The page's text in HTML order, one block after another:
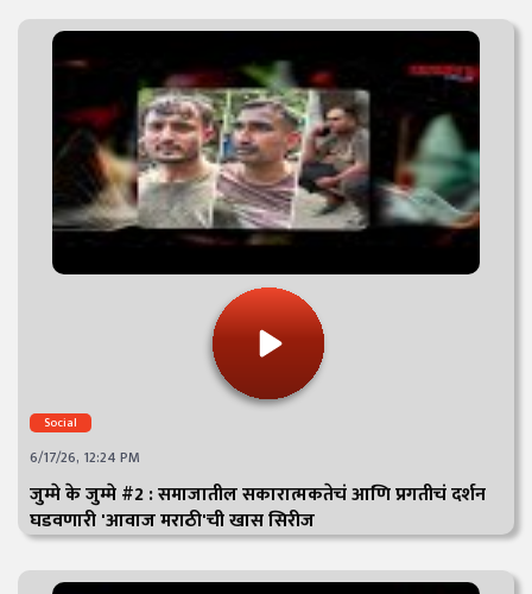
Social
6/17/26, 12:24 PM
जुम्मे के जुम्मे #2 : समाजातील सकारात्मकतेचं आणि प्रगतीचं दर्शन
घडवणारी 'आवाज मराठी'ची खास सिरीज